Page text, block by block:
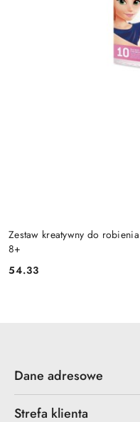
Zestaw kreatywny do
8+
Cena:
54.33
Dane adresowe
Strefa klienta